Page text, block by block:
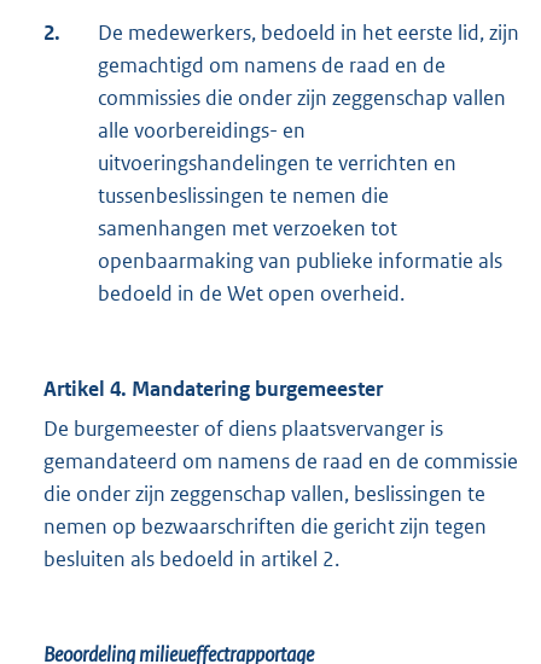
2.
De medewerkers, bedoeld in het eerste lid, zijn
gemachtigd om namens de raad en de
commissies die onder zijn zeggenschap vallen
alle voorbereidings- en
uitvoeringshandelingen te verrichten en
tussenbeslissingen te nemen die
samenhangen met verzoeken tot
openbaarmaking van publieke informatie als
bedoeld in de Wet open overheid.
Artikel 4. Mandatering burgemeester
De burgemeester of diens plaatsvervanger is
gemandateerd om namens de raad en de commissie
die onder zijn zeggenschap vallen, beslissingen te
nemen op bezwaarschriften die gericht zijn tegen
besluiten als bedoeld in artikel 2.
Beoordeling milieueffectrapportage